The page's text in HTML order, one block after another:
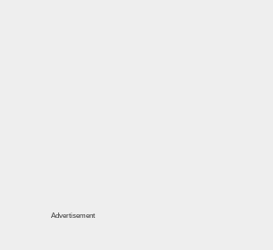
Advertisement